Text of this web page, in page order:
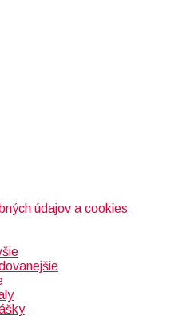
údajov a cookies